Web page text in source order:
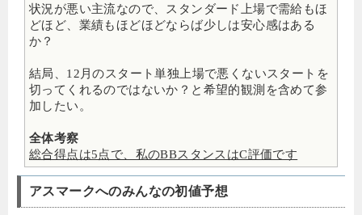
状況が悪い主流なので、スタンダード上場で需給もほ
どほど、業績もほどほどならば少しは安心感はある
か？
結局、12月のスタート単独上場で悪くないスタートを
切ってくれるのではないか？と希望的観測を含めて参
加したい。
全体考察
総合得点は5点で、私のBBスタンスはC評価です
アスマークへのみんなの初値予想